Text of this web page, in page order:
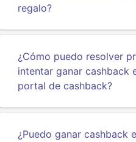
regalo?
¿Cómo puedo resolver
intentar ganar cashback
portal de cashback?
¿Puedo ganar cashback